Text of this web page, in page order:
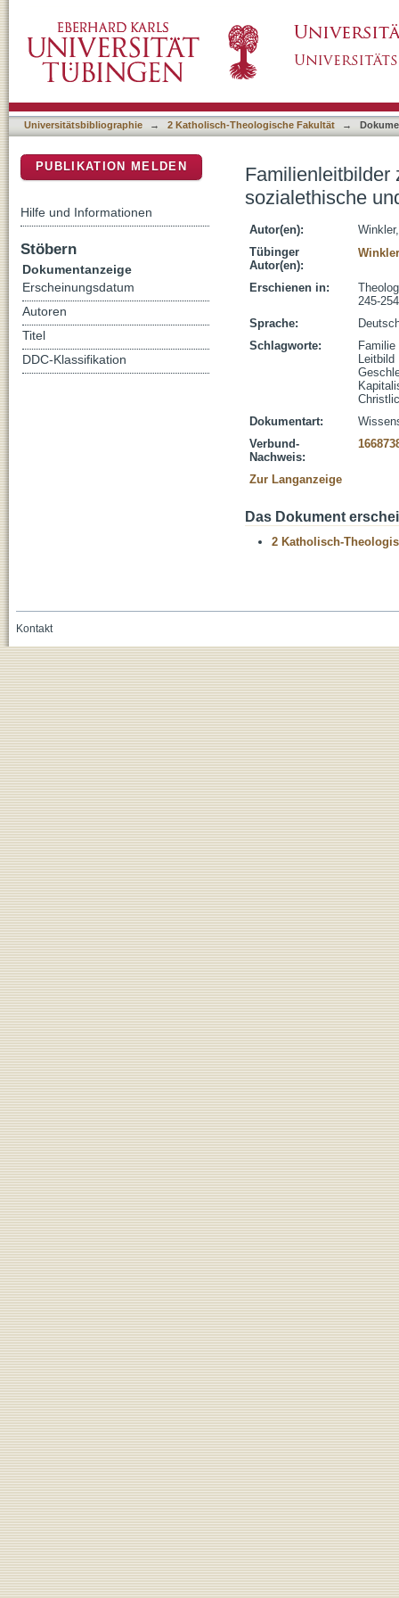
Reflexionen
Universitätsbibliographie → 2 Katholisch-Theologische Fakultät →
Familienleitbilder
sozialethische
Autor(en):
Tübinger
Autor(en):
Erschienen in:
245-254
Sprache:
Schlagworte:
Familie
Leitbild
Dokumentart:
Verbund-
Nachweis:
Zur Langanzeige
Das Dokument
2 Katholisch-
PUBLIKATION MELDEN
Hilfe und Informationen
Stöbern
Dokumentanzeige
Erscheinungsdatum
Autoren
Titel
DDC-Klassifikation
Kontakt